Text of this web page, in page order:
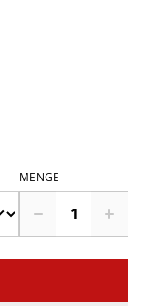
MENGE